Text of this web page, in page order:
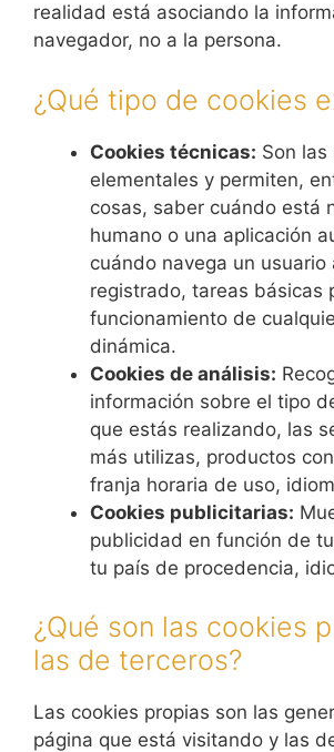
realidad está asociando la
navegador, no a la persona.
¿Qué tipo de cookies
Cookies técnicas: Son las
elementales y permiten,
cosas, saber cuándo está
humano o una aplicación
cuándo navega un usuario
registrado, tareas básicas
funcionamiento de
dinámica.
Cookies de análisis:
información sobre el tipo
que estás realizando, las
más utilizas, productos
franja horaria de uso,
Cookies publicitarias:
publicidad en función de
tu país de procedencia,
¿Qué son las cookies
las de terceros?
Las cookies propias son las
página que está visitando y las